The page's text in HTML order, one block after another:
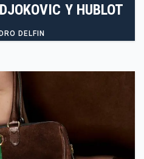
Y HUBLOT
DELFIN